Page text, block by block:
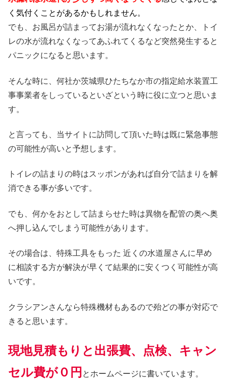
く気付くことがあるかもしれません。
でも、お風呂が詰まってお湯が流れなくなったとか、トイ
レの水が流れなくなってあふれてくるなど突然発生すると
パニックになると思います。
そんな時に、何社か茨城県ひたちなか市の指定給水装置工
事事業者をしっているといざという時に役に立つと思いま
す。
と言っても、当サイトに訪問して頂いた時は既に緊急事態
の可能性が高いと予想します。
トイレの詰まりの時はスッポンがあれば自分で詰まりを解
消できる事が多いです。
でも、何かをおとして詰まらせた時は異物を配管の奥へ奥
へ押し込んでしまう可能性があります。
その場合は、特殊工具をもった 近くの水道屋さんに早め
に相談する方が解決が早くて結果的に安くつく可能性が高
いです。
クラシアンさんなら特殊機材もあるので殆どの事が対応で
きると思います。
現地見積もりと出張費、点検、キャン
セル費が０円 とホームページに書いています。